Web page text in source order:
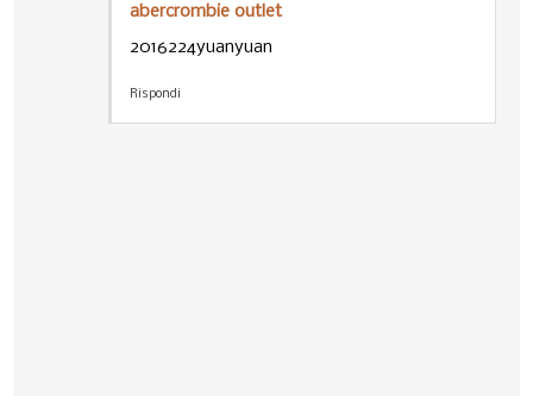
abercrombie outlet
2016224yuanyuan
Rispondi